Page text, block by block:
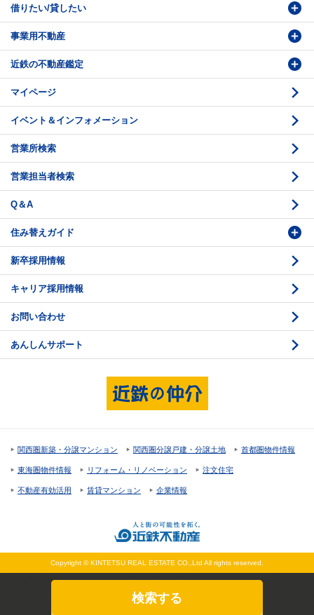
物件番号検索
投資・事業用検索
購入のお問い合わせ
価格査定依頼
売却相談
借りたい/貸したい
賃貸物件検索
学園前賃貸センター
賃貸借のお問い合わせ
事業用不動産
購入・売却の流れ
収益不動産の取扱
底地の資産性
相続と不動産
不動産投資のQ＆A
法人営業センター紹介
近鉄の不動産鑑定
時価評価支援
鑑定評価ご相談例
鑑定評価の流れ
お問い合わせ・ご相談
鑑定センター紹介
マイページ
イベント＆インフォメーション
営業所検索
営業担当者検索
Q＆A
住み替えガイド
価格査定
媒介契約
売却活動
売却諸費用
住宅ローンの種類
返済計画
購入のスケジュール
物件資料の読み方 1
物件資料の読み方 2
現地見学のポイント
決済と引渡し 2
新卒採用情報
キャリア採用情報
お問い合わせ
あんしんサポート
関西圏新築・分譲マンション 関西圏分譲戸建・分譲土地 首都圏物件情報
東海圏物件情報 リフォーム・リノベーション 注文住宅
不動産有効活用 賃貸マンション 企業情報
Copyright © KINTETSU REAL ESTATE CO.,Ltd All rights reserved.